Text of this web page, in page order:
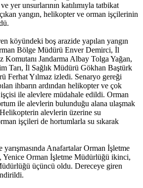
yer unsurlarının katılımıyla tatbikat
yangın, helikopter ve orman işçilerinin
köyündeki boş arazide yapılan yangın
Bölge Müdürü Enver Demirci, İl
Komutanı Jandarma Albay Tolga Yağan,
Tarı, İl Sağlık Müdürü Gökhan Baştürk
Ferhat Yılmaz izledi. Senaryo gereği
ihbarın ardından helikopter ve çok
ile alevlere müdahale edildi. Orman
ile alevlerin bulunduğu alana ulaşmak
alevlerin üzerine su
işçileri de hortumlarla su sıkarak
yarışmasında Anafartalar Orman İşletme
Orman İşletme Müdürlüğü ikinci,
üçüncü oldu. Dereceye giren